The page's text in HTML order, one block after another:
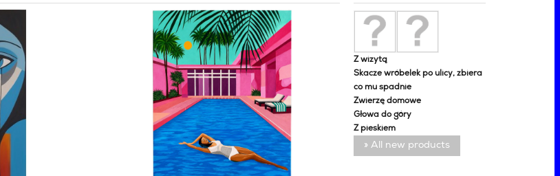
Z wizytą
Skacze wróbelek po ulicy, zbiera
co mu spadnie
Zwierzę domowe
Głowa do góry
Z pieskiem
» All new products